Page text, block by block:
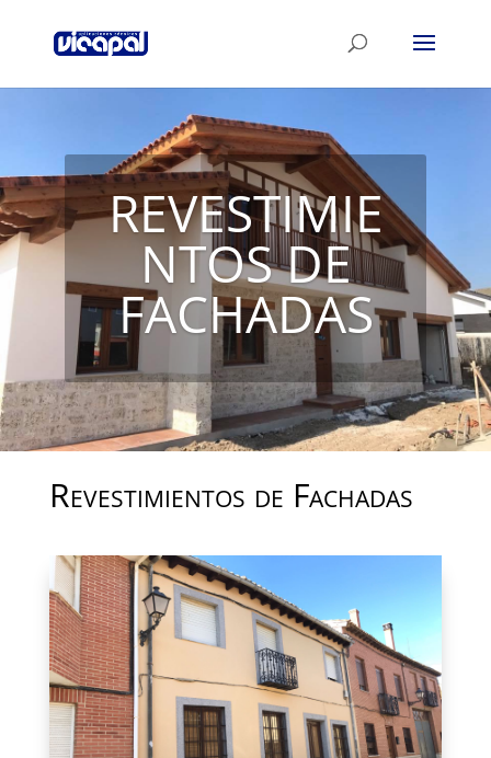
REVESTIMIE
NTOS DE
FACHADAS
Revestimientos de Fachadas